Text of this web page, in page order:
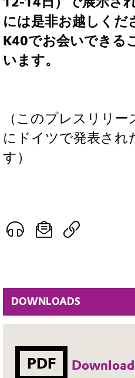
DOWNLOADS
PDF Download
には是非お越しくだ
K40でお会いできる
います。
（このプレスリリ
にドイツで発表され
す）